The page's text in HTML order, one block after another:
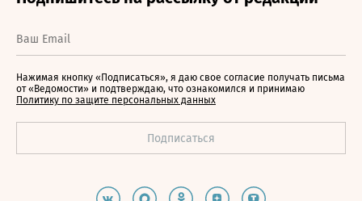
Нажимая кнопку «Подписаться», я даю свое согласие получать письма
от «Ведомости» и подтверждаю, что ознакомился и принимаю
Политику по защите персональных данных